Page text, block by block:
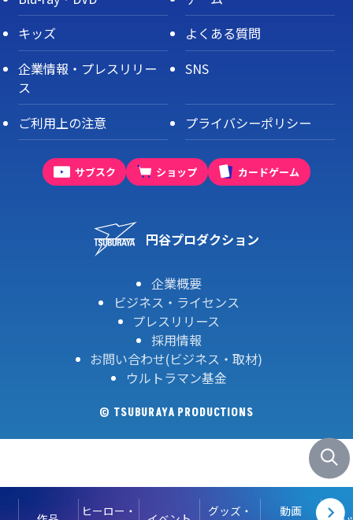
ヒーロー・
グッズ・
動画
キッズ
よくある質問
企業情報・プレスリリー
ス
SNS
ご利用上の注意 プライバシーポリシー
サブスク ショップ カードゲーム
円谷プロダクション
企業概要
ビジネス・ライセンス
プレスリリース
採用情報
お問い合わせ(ビジネス・取材)
ウルトラマン基金
© TSUBURAYA PRODUCTIONS